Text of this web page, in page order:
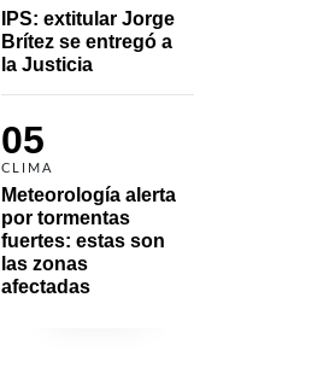
IPS: extitular Jorge
Brítez se entregó a
la Justicia
05
CLIMA
Meteorología alerta
por tormentas
fuertes: estas son
las zonas
afectadas